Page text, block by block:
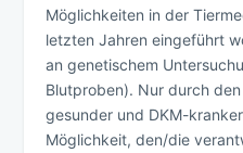
Möglichkeiten in der
letzten Jahren eingeführt
an genetischem
Blutproben). Nur durch
gesunder und DKM-
Möglichkeit, den/die